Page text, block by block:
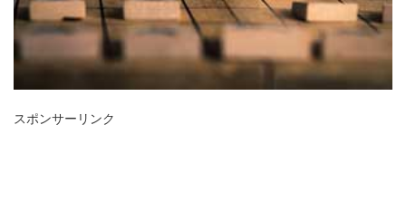
スポンサーリンク